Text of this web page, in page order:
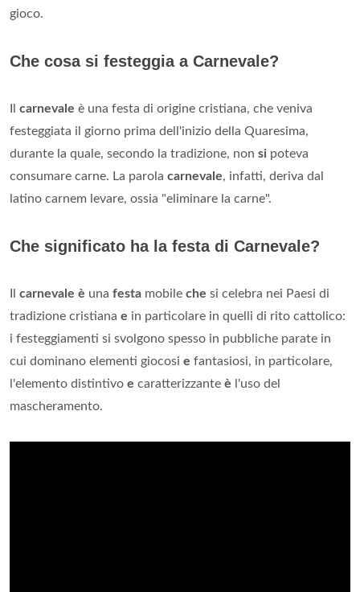
gioco.
Che cosa si festeggia a Carnevale?
carnevale è una festa di origine cristiana, che veniva
festeggiata il giorno prima dell'inizio della Quaresima,
durante la quale, secondo la tradizione, non si poteva
consumare carne. La parola carnevale, infatti, deriva dal
latino carnem levare, ossia "eliminare la carne".
Che significato ha la festa di Carnevale?
carnevale è una festa mobile che si celebra nei Paesi di
tradizione cristiana e in particolare in quelli di rito cattolico:
i festeggiamenti si svolgono spesso in pubbliche parate in
cui dominano elementi giocosi e fantasiosi, in particolare,
l'elemento distintivo e caratterizzante è l'uso del
mascheramento.